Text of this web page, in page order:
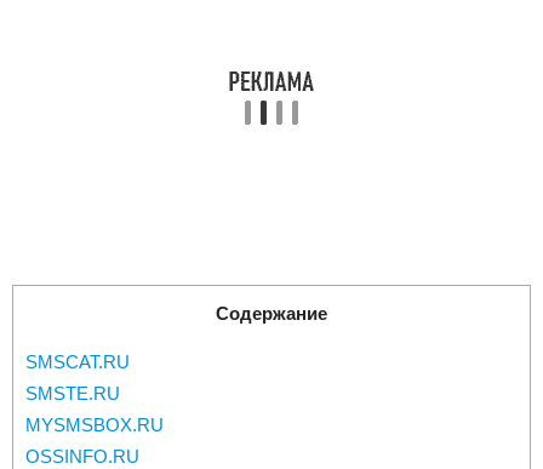
Содержание
SMSCAT.RU
SMSTE.RU
MYSMSBOX.RU
OSSINFO.RU